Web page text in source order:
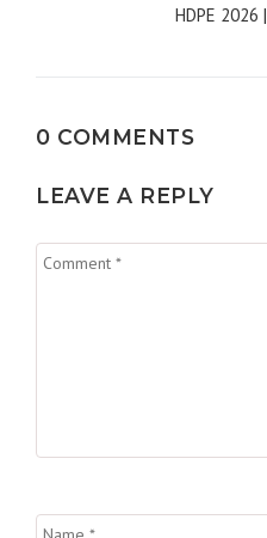
HDPE 2026
0 COMMENTS
LEAVE A REPLY